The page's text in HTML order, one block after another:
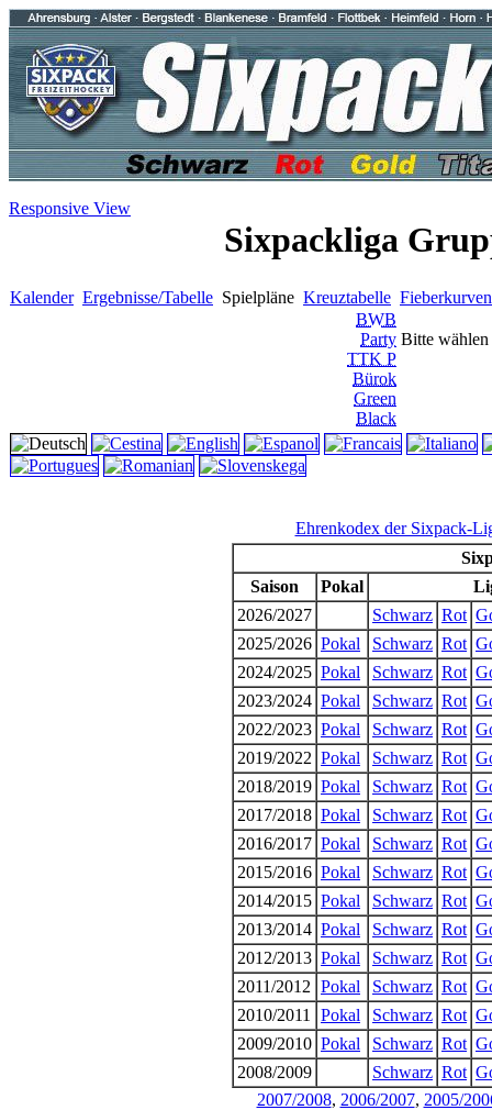
Responsive View
Sixpackliga
Kalender Ergebnisse/Tabelle Spielpläne Kreuztabelle Fieberkurven
BWB
Party
TTK P
Bürok
Green
Black
Bitte wählen
Ehrenkodex der Sixpack-
Saison
Pokal
2026/2027
Schwarz Rot
2025/2026 Pokal Schwarz Rot
2024/2025 Pokal Schwarz Rot
2023/2024 Pokal Schwarz Rot
2022/2023 Pokal Schwarz Rot
2019/2022 Pokal Schwarz Rot
2018/2019 Pokal Schwarz Rot
2017/2018 Pokal Schwarz Rot
2016/2017 Pokal Schwarz Rot
2015/2016 Pokal Schwarz Rot
2014/2015 Pokal Schwarz Rot
2013/2014 Pokal Schwarz Rot
2012/2013 Pokal Schwarz Rot
2011/2012 Pokal Schwarz Rot
2010/2011
Pokal Schwarz Rot
2009/2010 Pokal Schwarz Rot
2008/2009
Schwarz Rot
2007/2008, 2006/2007, 2005/